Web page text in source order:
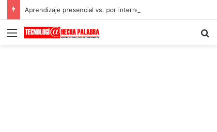
Aprendizaje presencial vs. por internet
Menú